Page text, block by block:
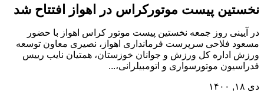
نخستین پیست موتورکراس در اهواز افتتاح شد
در آیینی روز جمعه نخستین پیست موتور کراس اهواز با حضور
مسعود فلاحی سرپرست فرمانداری اهواز، نصیری معاون توسعه
ورزش اداره کل ورزش و جوانان خوزستان، همتیان نایب رییس
فدراسیون موتورسواری و اتومبیلرانی،...
دی ۱۸, ۱۴۰۰